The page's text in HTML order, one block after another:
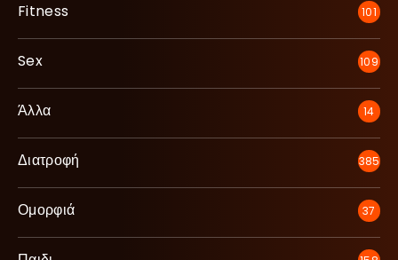
Fitness 101
Sex 109
Άλλα 14
Διατροφή 385
Ομορφιά 37